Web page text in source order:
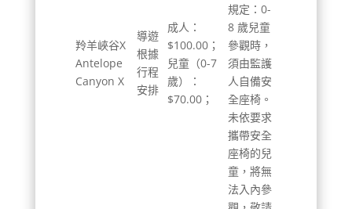
羚羊峽谷X
Antelope
Canyon X
導遊
根據
行程
安排
成人：
$100.00；
兒童（0-7
歲）：
$70.00；
規定：0-
8 歲兒童
參觀時，
須由監護
人自備安
全座椅。
未依要求
攜帶安全
座椅的兒
童，將無
法入內參